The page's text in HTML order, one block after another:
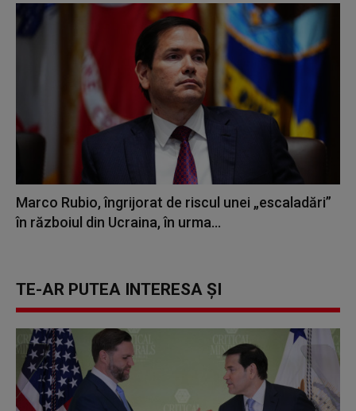
Marco Rubio, îngrijorat de riscul unei „escaladări”
în războiul din Ucraina, în urma...
TE-AR PUTEA INTERESA ȘI